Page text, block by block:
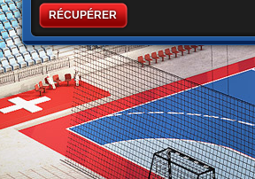
RÉCUPÉRER